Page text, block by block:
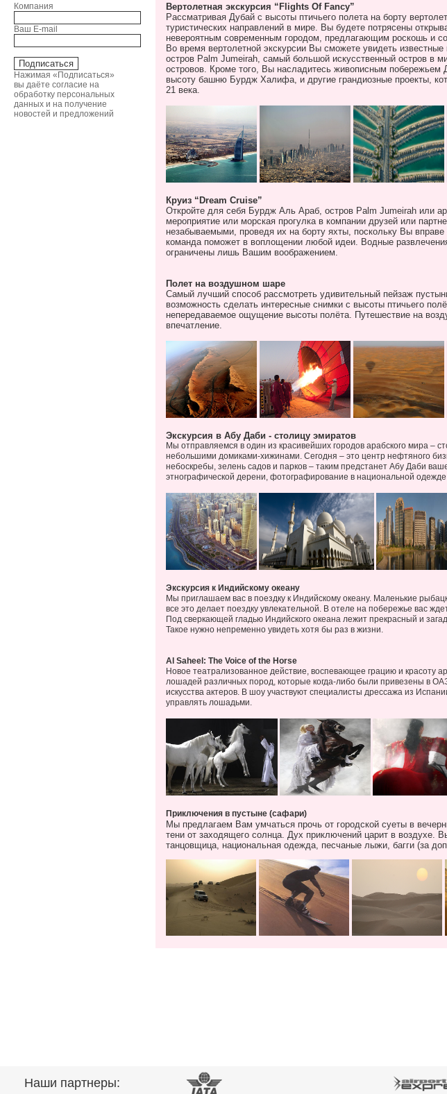
Компания
Ваш E-mail
Нажимая «Подписаться»
вы даёте согласие на
обработку персональных
данных и на получение
новостей и предложений
Вертолетная экскурсия “Flights Of Fancy”
Рассматривая Дубай с высоты птичьего полета на борту
туристических направлений в мире. Вы будете потрясены
невероятным современным городом, предлагающим роскошь и
Во время вертолетной экскурсии Вы сможете увидеть
остров Palm Jumeirah, самый большой искусственный остров в
островов. Кроме того, Вы насладитесь живописным
высоту башню Бурдж Халифа, и другие грандиозные проекты,
21 века.
Круиз “Dream Cruise”
Откройте для себя Бурдж Аль Араб, остров Palm Jumeirah или
мероприятие или морская прогулка в компании друзей или
незабываемыми, проведя их на борту яхты, поскольку Вы
команда поможет в воплощении любой идеи. Водные
ограничены лишь Вашим воображением.
Полет на воздушном шаре
Самый лучший способ рассмотреть удивительный пейзаж
возможность сделать интересные снимки с высоты птичьего
непередаваемое ощущение высоты полёта. Путешествие на
впечатление.
Экскурсия в Абу Даби - столицу эмиратов
Мы отправляемся в один из красивейших городов арабского мира –
небольшими домиками-хижинами. Сегодня – это центр нефтяного
небоскребы, зелень садов и парков – таким предстанет Абу Даби
этнографической дерени, фотографирование в национальной
Экскурсия к Индийскому океану
Мы приглашаем вас в поездку к Индийскому океану. Маленькие
все это делает поездку увлекательной. В отеле на побережье вас
Под сверкающей гладью Индийского океана лежит прекрасный и
Такое нужно непременно увидеть хотя бы раз в жизни.
Al Saheel: The Voice of the Horse
Новое театрализованное действие, воспевающее грацию и красоту
лошадей различных пород, которые когда-либо были привезены в
искусства актеров. В шоу участвуют специалисты дрессажа из
управлять лошадьми.
Приключения в пустыне (сафари)
Мы предлагаем Вам умчаться прочь от городской суеты в
тени от заходящего солнца. Дух приключений царит в воздухе.
танцовщица, национальная одежда, песчаные лыжи, багги (за
Наши партнеры: